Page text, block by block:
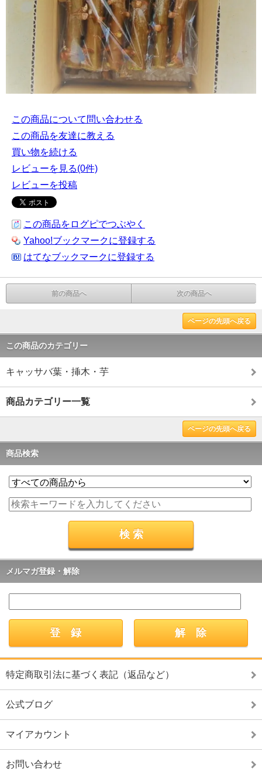
この商品について問い合わせる
この商品を友達に教える
買い物を続ける
レビューを見る(0件)
レビューを投稿
この商品をログピでつぶやく
Yahoo!ブックマークに登録する
はてなブックマークに登録する
前の商品へ 次の商品へ
ページの先頭へ戻る
この商品のカテゴリー
キャッサバ葉・挿木・芋
商品カテゴリー一覧
ページの先頭へ戻る
商品検索
メルマガ登録・解除
特定商取引法に基づく表記（返品など）
公式ブログ
マイアカウント
お問い合わせ